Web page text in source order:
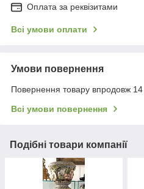
Оплата за реквізитами
Всі умови оплати
Умови повернення
Повернення товару впродовж 14
Всі умови повернення
Подібні товари компанії